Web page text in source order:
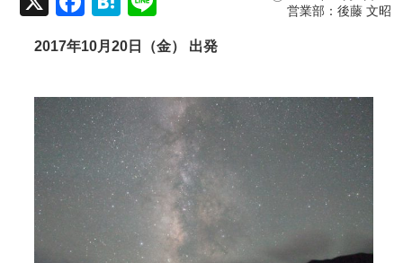
営業部：後藤 文昭
2017年10月20日（金） 出発